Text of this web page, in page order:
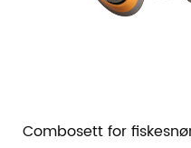
Combosett for